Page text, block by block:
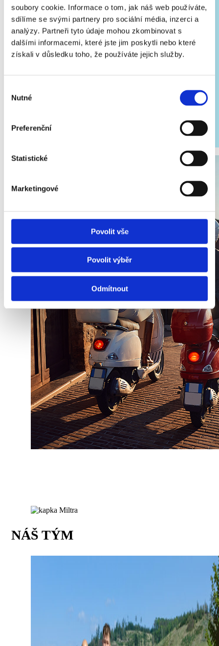
soubory cookie. Informace o tom, jak náš web používáte,
sdílíme se svými partnery pro sociální média, inzerci a
analýzy. Partneři tyto údaje mohou zkombinovat s
dalšími informacemi, které jste jim poskytli nebo které
získali v důsledku toho, že používáte jejich služby.
souhlasu
Nutné
Preferenční
Statistické
Marketingové
Povolit vše
Povolit výběr
Odmítnout
ZRALÝ DO SVĚTA
Bochníky převážíme do Mekky těch nejlepších sýrů – do
Neapole. Tam se z nich podle speciální receptury vyrábí
NÁŠ TÝM